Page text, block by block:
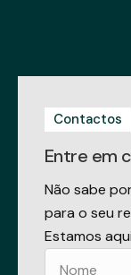
Contactos
Entre em
Não sabe
para o seu
Estamos